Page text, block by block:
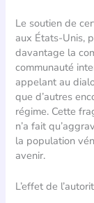
Le soutien de
aux États-Unis,
davantage la
communauté
appelant au
que d’autres
régime. Cette
n’a fait
la population
avenir.
L’effet de